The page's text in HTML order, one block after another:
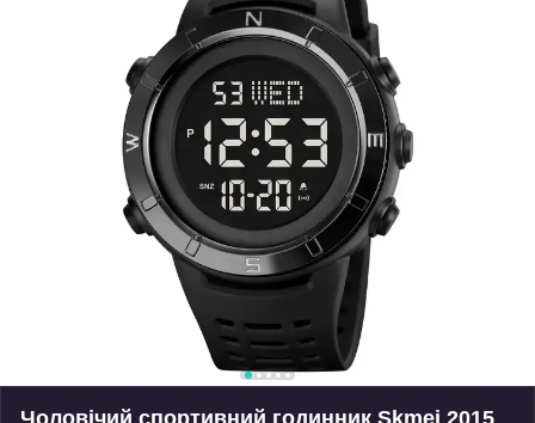
Чоловічий спортивний годинник Skmei 2015